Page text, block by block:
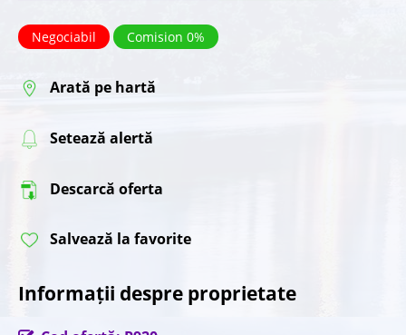
Negociabil Comision 0%
Arată pe hartă
Setează alertă
Descarcă oferta
Salvează la favorite
Informații despre proprietate